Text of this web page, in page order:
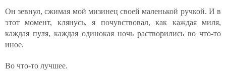
Он зевнул, сжимая мой мизинец своей маленькой ручкой. И в
этот момент, клянусь, я почувствовал, как каждая миля,
каждая пуля, каждая одинокая ночь растворились во что-то
иное.
Во что-то лучшее.